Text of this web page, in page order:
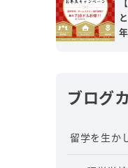
ブログ
留学を生か